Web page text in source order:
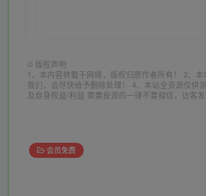
© 版权声明
1、本内容转载于网络，版权归原作者所有！ 2、
我们，会尽快给予删除处理！ 4、本站全资源仅供
及自身权益/利益 需要投资的一律不要相信，访客
会员免费